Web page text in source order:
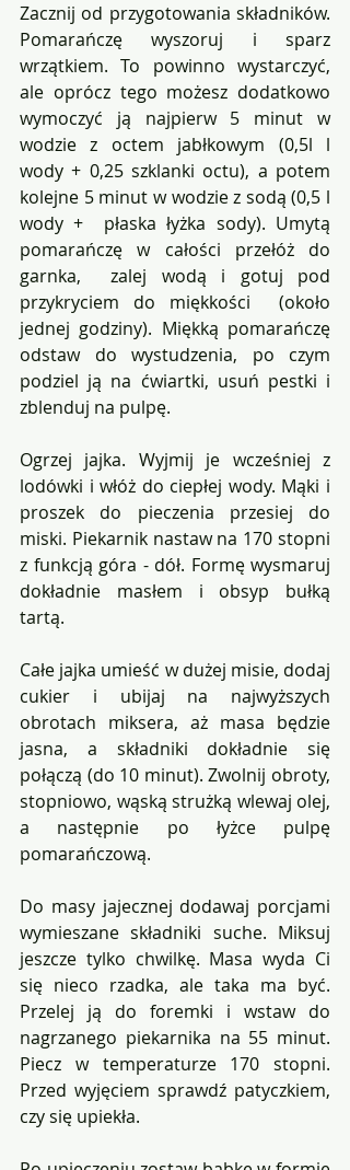
Zacznij od przygotowania składników.
Pomarańczę wyszoruj i sparz
wrzątkiem. To powinno wystarczyć,
ale oprócz tego możesz dodatkowo
wymoczyć ją najpierw 5 minut w
wodzie z octem jabłkowym (0,5l l
wody + 0,25 szklanki octu), a potem
kolejne 5 minut w wodzie z sodą (0,5 l
wody +  płaska łyżka sody). Umytą
pomarańczę w całości przełóż do
garnka,  zalej wodą i gotuj pod
przykryciem do miękkości  (około
jednej godziny). Miękką pomarańczę
odstaw do wystudzenia, po czym
podziel ją na ćwiartki, usuń pestki i
zblenduj na pulpę.
Ogrzej jajka. Wyjmij je wcześniej z
lodówki i włóż do ciepłej wody. Mąki i
proszek do pieczenia przesiej do
miski. Piekarnik nastaw na 170 stopni
z funkcją góra - dół. Formę wysmaruj
dokładnie masłem i obsyp bułką
tartą.
Całe jajka umieść w dużej misie, dodaj
cukier i ubijaj na najwyższych
obrotach miksera, aż masa będzie
jasna, a składniki dokładnie się
połączą (do 10 minut). Zwolnij obroty,
stopniowo, wąską strużką wlewaj olej,
a następnie po łyżce pulpę
pomarańczową.
Do masy jajecznej dodawaj porcjami
wymieszane składniki suche. Miksuj
jeszcze tylko chwilkę. Masa wyda Ci
się nieco rzadka, ale taka ma być.
Przelej ją do foremki i wstaw do
nagrzanego piekarnika na 55 minut.
Piecz w temperaturze 170 stopni.
Przed wyjęciem sprawdź patyczkiem,
czy się upiekła.